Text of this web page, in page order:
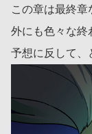
この章は最終
外にも色々な終
予想に反して、